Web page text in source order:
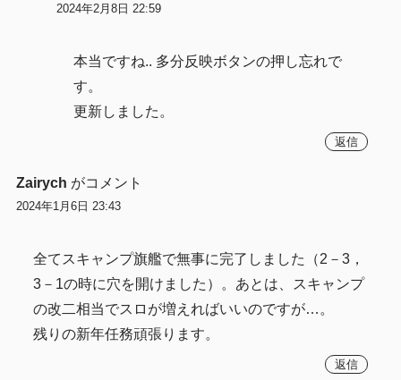
2024年2月8日 22:59
本当ですね.. 多分反映ボタンの押し忘れで
す。
更新しました。
返信
Zairych がコメント
2024年1月6日 23:43
全てスキャンプ旗艦で無事に完了しました（2－3，
3－1の時に穴を開けました）。あとは、スキャンプ
の改二相当でスロが増えればいいのですが…。
残りの新年任務頑張ります。
返信